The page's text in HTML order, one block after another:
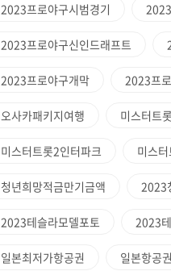
2023프로야구시범경기
2023프로야구신인드래프트
2023프로야구개막 2023프
오사카패키지여행 미스터트
미스터트롯2인터파크 미스
청년희망적금만기금액 2023
2023테슬라모델포토 2023
일본최저가항공권 일본항공